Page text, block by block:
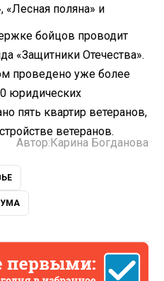
«Лесная поляна» и
бойцов проводит
«Защитники Отечества».
проведено уже более
юридических
пять квартир ветеранов,
ветеранов.
Автор: Карина Богданова